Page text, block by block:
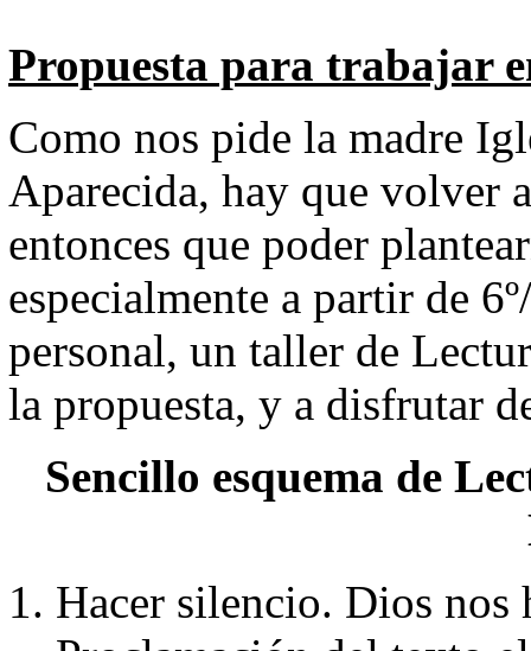
Propuesta para trabajar
Como nos pide la madre
Aparecida, hay que volver
entonces que poder
especialmente a partir de
personal, un taller de
la propuesta, y a disfrutar
Sencillo esquema de
Hacer silencio. Dios nos